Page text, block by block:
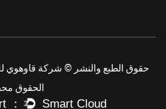
حقوق الطبع والنشر © شركة قاوهوي
الحقوق